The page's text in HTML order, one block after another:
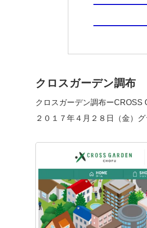
クロスガーデン調布
クロスガーデン調布ーCROSS
２０１７年４月２８日（金）